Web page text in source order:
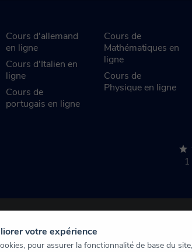
Cours d'allemand
en ligne
Cours d'Italien en
ligne
Cours de
portugais en ligne
Cours de
Mathématiques en
ligne
Cours de
Physique en ligne
votre expérience
pour assurer la fonctionnalité de base du